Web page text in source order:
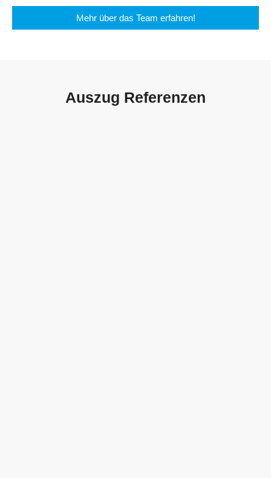
Mehr über das Team erfahren!
Auszug Referenzen